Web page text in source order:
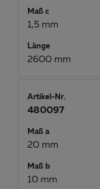
Maß c
1,5 mm
Länge
2600 mm
Artikel-Nr.
480097
Maß a
20 mm
Maß b
10 mm